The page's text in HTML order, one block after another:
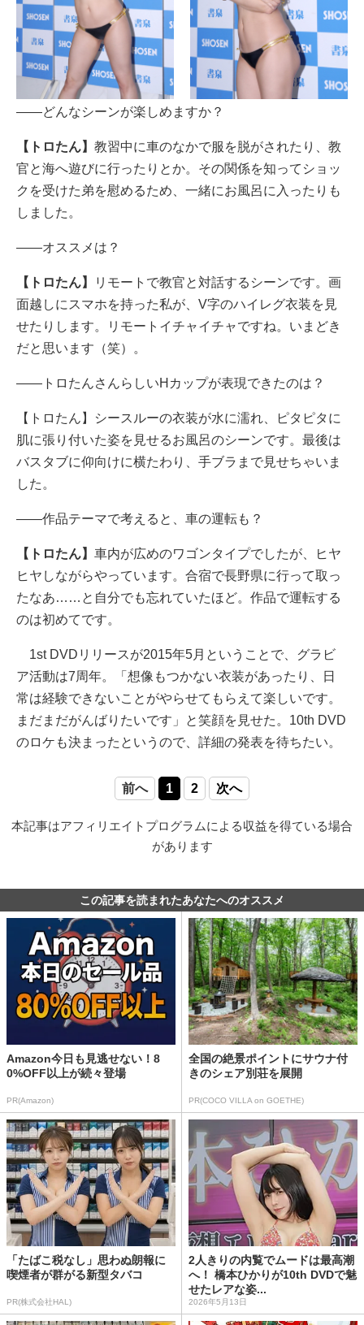
――どんなシーンが楽しめますか？
【トロたん】 教習中に車のなかで服を脱がされたり、教
官と海へ遊びに行ったりとか。その関係を知ってショッ
クを受けた弟を慰めるため、一緒にお風呂に入ったりも
しました。
――オススメは？
【トロたん】
リモートで教官と対話するシーンです。画
面越しにスマホを持った私が、V字のハイレグ衣装を見
せたりします。リモートイチャイチャですね。いまどき
だと思います（笑）。
――トロたんさんらしいHカップが表現できたのは？
【トロたん】シースルーの衣装が水に濡れ、ピタピタに
肌に張り付いた姿を見せるお風呂のシーンです。最後は
バスタブに仰向けに横たわり、手ブラまで見せちゃいま
した。
――作品テーマで考えると、車の運転も？
【トロたん】 車内が広めのワゴンタイプでしたが、ヒヤ
ヒヤしながらやっています。合宿で長野県に行って取っ
たなあ……と自分でも忘れていたほど。作品で運転する
のは初めてです。
1st DVDリリースが2015年5月ということで、グラビ
ア活動は7周年。「想像もつかない衣装があったり、日
常は経験できないことがやらせてもらえて楽しいです。
まだまだがんばりたいです」と笑顔を見せた。10th DVD
のロケも決まったというので、詳細の発表を待ちたい。
前へ 1 2 次へ
本記事はアフィリエイトプログラムによる収益を得ている場合
があります
この記事を読まれたあなたへのオススメ
Amazon今日も見逃せない！8
0%OFF以上が続々登場
PR(Amazon)
全国の絶景ポイントにサウナ付
きのシェア別荘を展開
PR(COCO VILLA on GOETHE)
「たばこ税なし」思わぬ朗報に
喫煙者が群がる新型タバコ
PR(株式会社HAL)
2人きりの内覧でムードは最高潮
へ！ 橋本ひかりが10th DVDで魅
せたレアな姿...
2026年5月13日